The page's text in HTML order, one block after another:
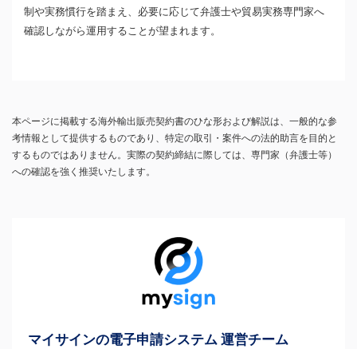
制や実務慣行を踏まえ、必要に応じて弁護士や貿易実務専門家へ
確認しながら運用することが望まれます。
本ページに掲載する海外輸出販売契約書のひな形および解説は、一般的な参
考情報として提供するものであり、特定の取引・案件への法的助言を目的と
するものではありません。実際の契約締結に際しては、専門家（弁護士等）
への確認を強く推奨いたします。
マイサインの電子申請システム 運営チーム